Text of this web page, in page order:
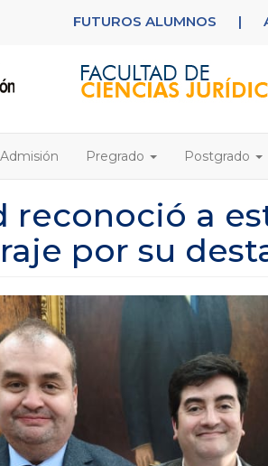
FUTUROS ALUMNOS |
Admisión Pregrado Postgrado
reconoció a
por su